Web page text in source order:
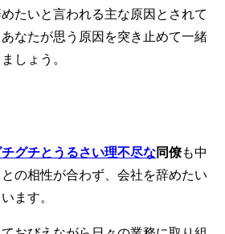
たいと言われる主な原因とされて
なたが思う原因を突き止めて一緒
しょう。
グチとうるさい理不尽な同僚も中
の相性が合わず、会社を辞めたい
ます。